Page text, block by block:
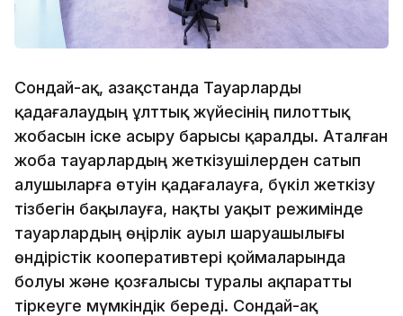
Сондай-ақ, Қазақстанда Тауарларды
қадағалаудың ұлттық жүйесінің пилоттық
жобасын іске асыру барысы қаралды. Аталған
жоба тауарлардың жеткізушілерден сатып
алушыларға өтуін қадағалауға, бүкіл жеткізу
тізбегін бақылауға, нақты уақыт режимінде
тауарлардың өңірлік ауыл шаруашылығы
өндірістік кооперативтері қоймаларында
болуы және қозғалысы туралы ақпаратты
тіркеуге мүмкіндік береді. Сондай-ақ